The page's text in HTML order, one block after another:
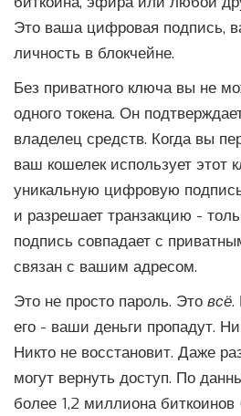
Это ваша цифровая подпись,
личность в блокчейне.
Без приватного ключа вы не
одного токена. Он
владелец средств. Когда вы
ваш кошелек использует этот
уникальную цифровую
и разрешает транзакцию -
подпись совпадает с
связан с вашим адресом.
Это не просто пароль. Это всё.
его - ваши деньги пропадут.
Никто не восстановит. Даже
могут вернуть доступ. По
более 1,2 миллиона